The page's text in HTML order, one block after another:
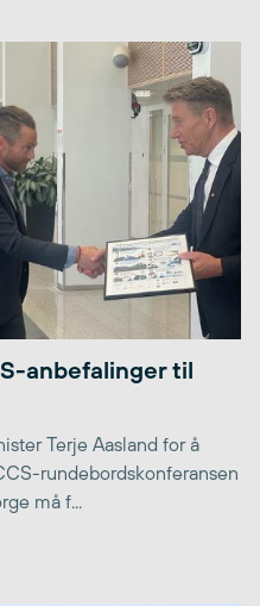
anbefalinger til
Terje Aasland for å
rundebordskonferansen
må f...